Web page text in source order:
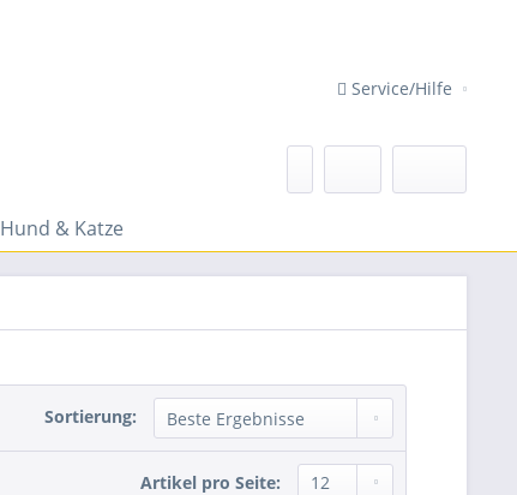
Service/Hilfe
Hund & Katze
Sortierung:
Artikel pro Seite: